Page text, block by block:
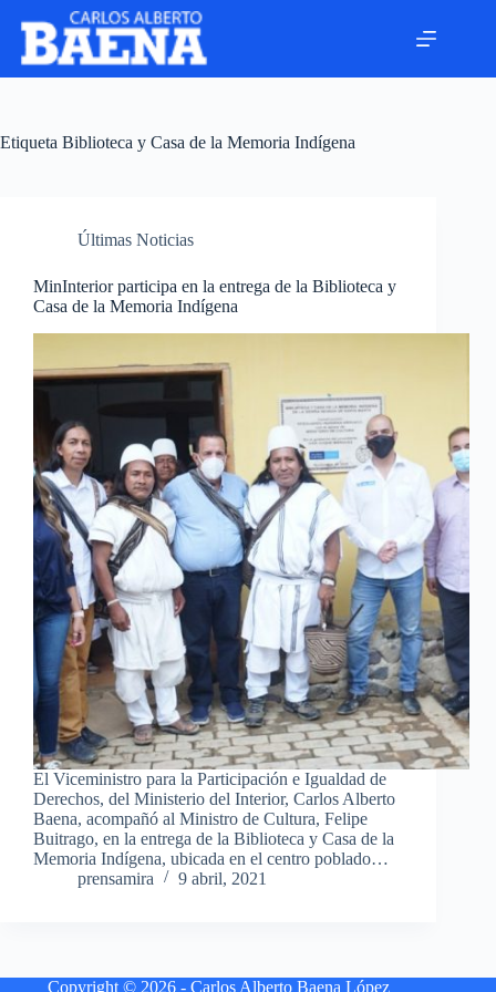
Etiqueta Biblioteca y Casa de la Memoria Indígena
Últimas Noticias
MinInterior participa en la entrega de la Biblioteca y
Casa de la Memoria Indígena
El Viceministro para la Participación e Igualdad de
Derechos, del Ministerio del Interior, Carlos Alberto
Baena, acompañó al Ministro de Cultura, Felipe
Buitrago, en la entrega de la Biblioteca y Casa de la
Memoria Indígena, ubicada en el centro poblado…
prensamira
9 abril, 2021
Copyright © 2026 - Carlos Alberto Baena López